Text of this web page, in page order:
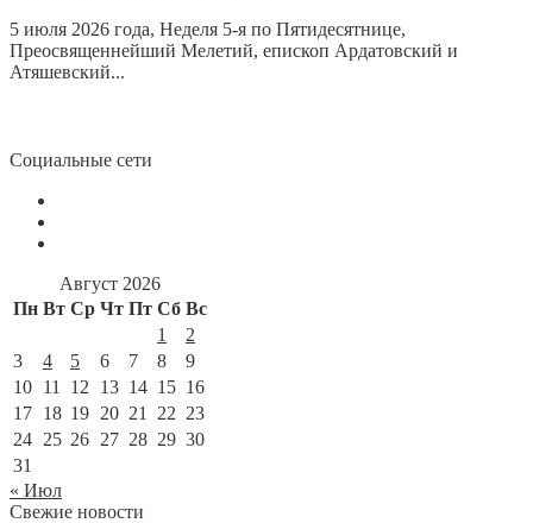
5 июля 2026 года, Неделя 5-я по Пятидесятнице,
Преосвященнейший Мелетий, епископ Ардатовский и
Атяшевский...
Социальные сети
Август 2026
Пн Вт Ср Чт Пт Сб Вс
1
2
3
4 5 6 7 8
9
10 11 12 13 14 15 16
17 18 19 20 21 22 23
24 25 26 27 28 29 30
31
« Июл
Свежие новости